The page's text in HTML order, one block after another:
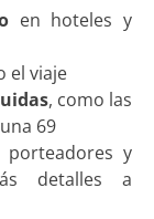
en hoteles y
el viaje
, como las
69
porteadores y
detalles a